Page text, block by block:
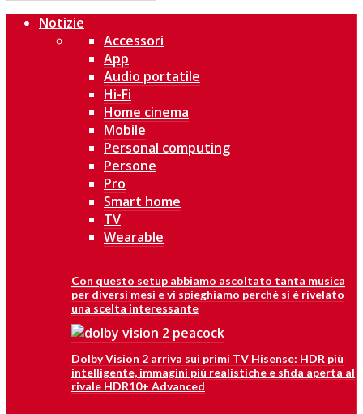
Notizie
Accessori
App
Audio portatile
Hi-Fi
Home cinema
Mobile
Personal computing
Persone
Pro
Smart home
TV
Wearable
Con questo setup abbiamo ascoltato tanta musica
per diversi mesi e vi spieghiamo perchè si è rivelato
una scelta interessante
Dolby Vision 2 arriva sui primi TV Hisense: HDR più
intelligente, immagini più realistiche e sfida aperta al
rivale HDR10+ Advanced